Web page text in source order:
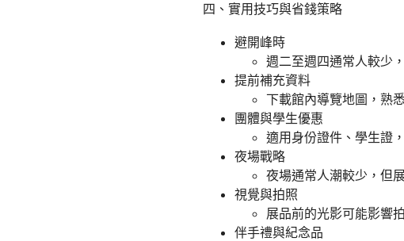
四、實用技巧與省錢策略
避開峰時
週二至週四通常人較少
提前補充資料
下載館內導覽地圖，熟
團體與學生優惠
適用身份證件、學生證
夜場戰略
夜場通常人潮較少，但
視覺與拍照
展品前的光影可能影響
伴手禮與紀念品